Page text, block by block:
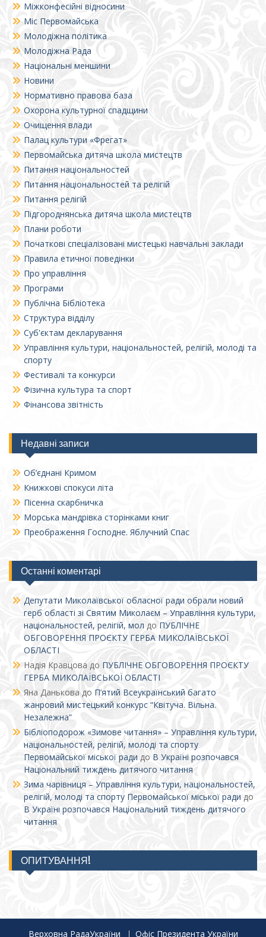
Міжконфесійні відносини
Міс Первомайська
Молодіжна політика
Молодіжна Рада
Національні меншини
Новини
Нормативно правова база
Охорона культурної спадщини
Очищення влади
Палац культури «Фрегат»
Первомайська дитяча школа мистецтв
Питання національностей
Питання національностей та релігій
Питання релігій
Підгороднянська дитяча школа мистецтв
Плани роботи
Початкові спеціалізовані мистецькі навчальні заклади
Правила етичної поведінки
Про управління
Програми
Публічна Бібліотека
Структура відділу
Суб'єктам декларування
Управління культури, національностей, релігій, молоді та
спорту
Фестивалі та конкурси
Фізична культура та спорт
Фінансова звітність
Недавні записи
Об’єднані Кримом
Книжкові спокуси літа
Пісенна скарбничка
Морська мандрівка сторінками книг
Преображення Господне. Яблучний Спас
Останні коментарі
Депутати Миколаївської обласної ради обрали новий
герб області зі Святим Миколаєм – Управління культури,
національностей, релігій, мол до ПУБЛІЧНЕ
ОБГОВОРЕННЯ ПРОЄКТУ ГЕРБА МИКОЛАЇВСЬКОЇ
ОБЛАСТІ
Надія Кравцова до ПУБЛІЧНЕ ОБГОВОРЕННЯ ПРОЄКТУ
ГЕРБА МИКОЛАЇВСЬКОЇ ОБЛАСТІ
Яна Даньковадо П’ятий Всеукраїнський багато
жанровий мистецький конкурс “Квітуча. Вільна.
Незалежна”
Бібліоподорож «Зимове читання» – Управління культури,
національностей, релігій, молоді та спорту
Первомайської міської ради до В Україні розпочався
Національний тиждень дитячого читання
Зима чарівниця – Управління культури, національностей,
релігій, молоді та спорту Первомайської міської ради до
В Україні розпочався Національний тиждень дитячого
читання
ОПИТУВАННЯ!
Верховна РадаУкраїни Офіс Президента України